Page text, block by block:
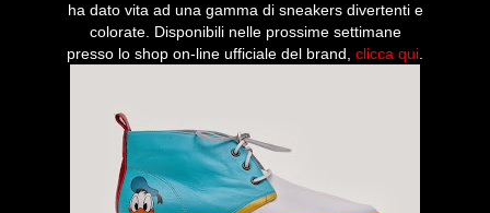
ha dato vita ad una gamma di sneakers divertenti e
colorate. Disponibili nelle prossime settimane
presso lo shop on-line ufficiale del brand, clicca qui.